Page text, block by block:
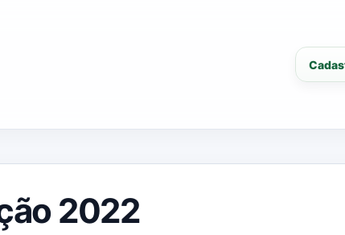
2022